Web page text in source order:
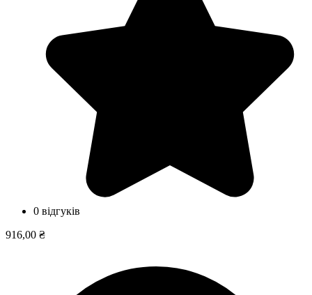
0 відгуків
916,00 ₴